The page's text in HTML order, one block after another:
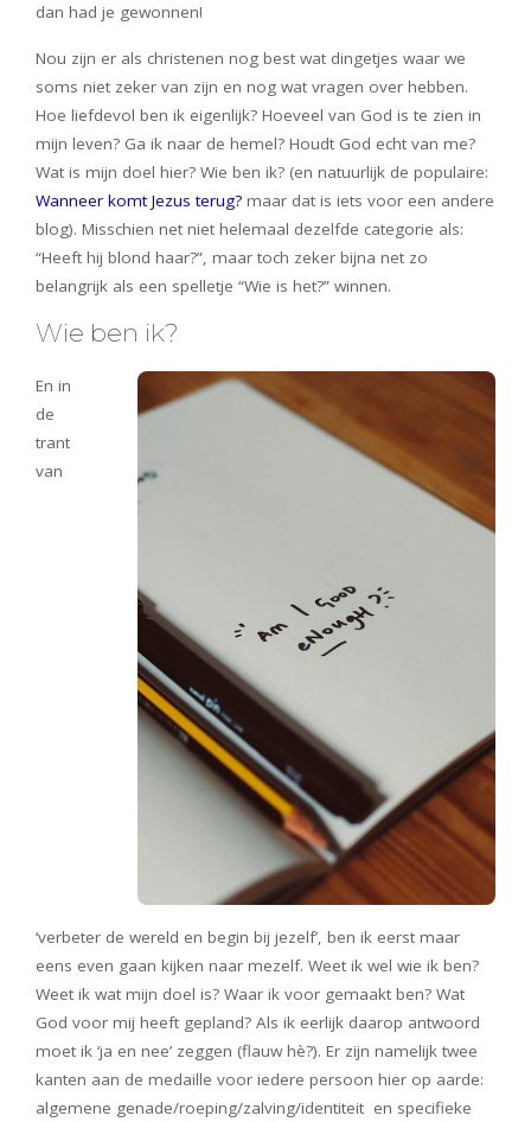
dan had je gewonnen!
Nou zijn er als christenen nog best wat dingetjes waar we
soms niet zeker van zijn en nog wat vragen over hebben.
Hoe liefdevol ben ik eigenlijk? Hoeveel van God is te zien in
mijn leven? Ga ik naar de hemel? Houdt God echt van me?
Wat is mijn doel hier? Wie ben ik? (en natuurlijk de populaire:
Wanneer komt Jezus terug? maar dat is iets voor een andere
blog). Misschien net niet helemaal dezelfde categorie als:
“Heeft hij blond haar?”, maar toch zeker bijna net zo
belangrijk als een spelletje “Wie is het?” winnen.
Wie ben ik?
En in
de
trant
van
‘verbeter de wereld en begin bij jezelf’, ben ik eerst maar
eens even gaan kijken naar mezelf. Weet ik wel wie ik ben?
Weet ik wat mijn doel is? Waar ik voor gemaakt ben? Wat
God voor mij heeft gepland? Als ik eerlijk daarop antwoord
moet ik ‘ja en nee’ zeggen (flauw hè?). Er zijn namelijk twee
kanten aan de medaille voor iedere persoon hier op aarde:
algemene genade/roeping/zalving/identiteit en specifieke